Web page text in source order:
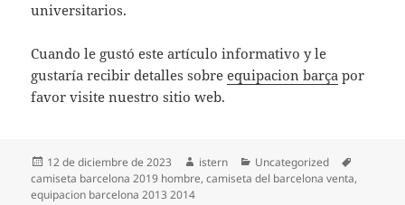
universitarios.
Cuando le gustó este artículo informativo y le
gustaría recibir detalles sobreequipacion barça por
favor visite nuestro sitio web.
Publicado
el
12 de diciembre de 2023 Autor
istern Categorías
Uncategorized
camiseta barcelona 2019 hombre,camiseta del barcelona venta,
equipacion barcelona 2013 2014